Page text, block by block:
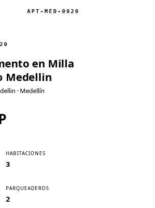
APT-MED-0020
en Milla
Medellin
· Medellín
HABITACIONES
3
PARQUEADEROS
2